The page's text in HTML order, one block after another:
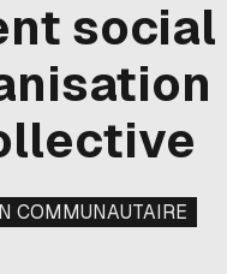
social
COMMUNAUTAIRE